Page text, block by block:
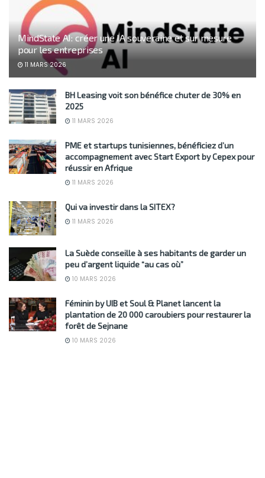
MindState AI: créer une IA souveraine et sur mesure
pour les entreprises
11 MARS 2026
BH Leasing voit son bénéfice chuter de 30% en
2025
11 MARS 2026
PME et startups tunisiennes, bénéficiez d’un
accompagnement avec Start Export by Cepex pour
réussir en Afrique
11 MARS 2026
Qui va investir dans la SITEX?
11 MARS 2026
La Suède conseille à ses habitants de garder un
peu d’argent liquide “au cas où”
10 MARS 2026
Féminin by UIB et Soul & Planet lancent la
plantation de 20 000 caroubiers pour restaurer la
forêt de Sejnane
10 MARS 2026